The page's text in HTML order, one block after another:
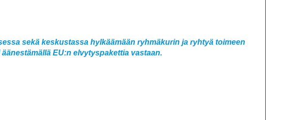
sekä keskustassa hylkäämään ryhmäkurin ja ryhtyä toimeen
EU:n elvytyspakettia vastaan.